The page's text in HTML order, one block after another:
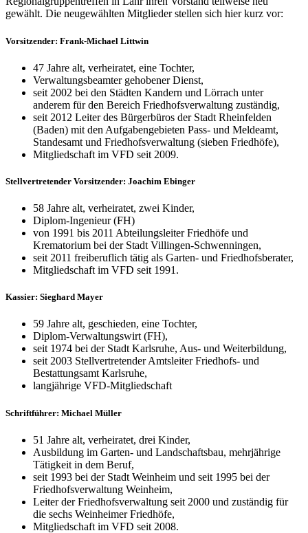
gewählt. Die neugewählten Mitglieder stellen sich hier kurz vor:
Vorsitzender: Frank-Michael Littwin
47 Jahre alt, verheiratet, eine Tochter,
Verwaltungsbeamter gehobener Dienst,
seit 2002 bei den Städten Kandern und Lörrach unter
anderem für den Bereich Friedhofsverwaltung zuständig,
seit 2012 Leiter des Bürgerbüros der Stadt Rheinfelden
(Baden) mit den Aufgabengebieten Pass- und Meldeamt,
Standesamt und Friedhofsverwaltung (sieben Friedhöfe),
Mitgliedschaft im VFD seit 2009.
Stellvertretender Vorsitzender: Joachim Ebinger
58 Jahre alt, verheiratet, zwei Kinder,
Diplom-Ingenieur (FH)
von 1991 bis 2011 Abteilungsleiter Friedhöfe und
Krematorium bei der Stadt Villingen-Schwenningen,
seit 2011 freiberuflich tätig als Garten- und Friedhofsberater,
Mitgliedschaft im VFD seit 1991.
Kassier: Sieghard Mayer
59 Jahre alt, geschieden, eine Tochter,
Diplom-Verwaltungswirt (FH),
seit 1974 bei der Stadt Karlsruhe, Aus- und Weiterbildung,
seit 2003 Stellvertretender Amtsleiter Friedhofs- und
Bestattungsamt Karlsruhe,
langjährige VFD-Mitgliedschaft
Schriftführer: Michael Müller
51 Jahre alt, verheiratet, drei Kinder,
Ausbildung im Garten- und Landschaftsbau, mehrjährige
Tätigkeit in dem Beruf,
seit 1993 bei der Stadt Weinheim und seit 1995 bei der
Friedhofsverwaltung Weinheim,
Leiter der Friedhofsverwaltung seit 2000 und zuständig für
die sechs Weinheimer Friedhöfe,
Mitgliedschaft im VFD seit 2008.